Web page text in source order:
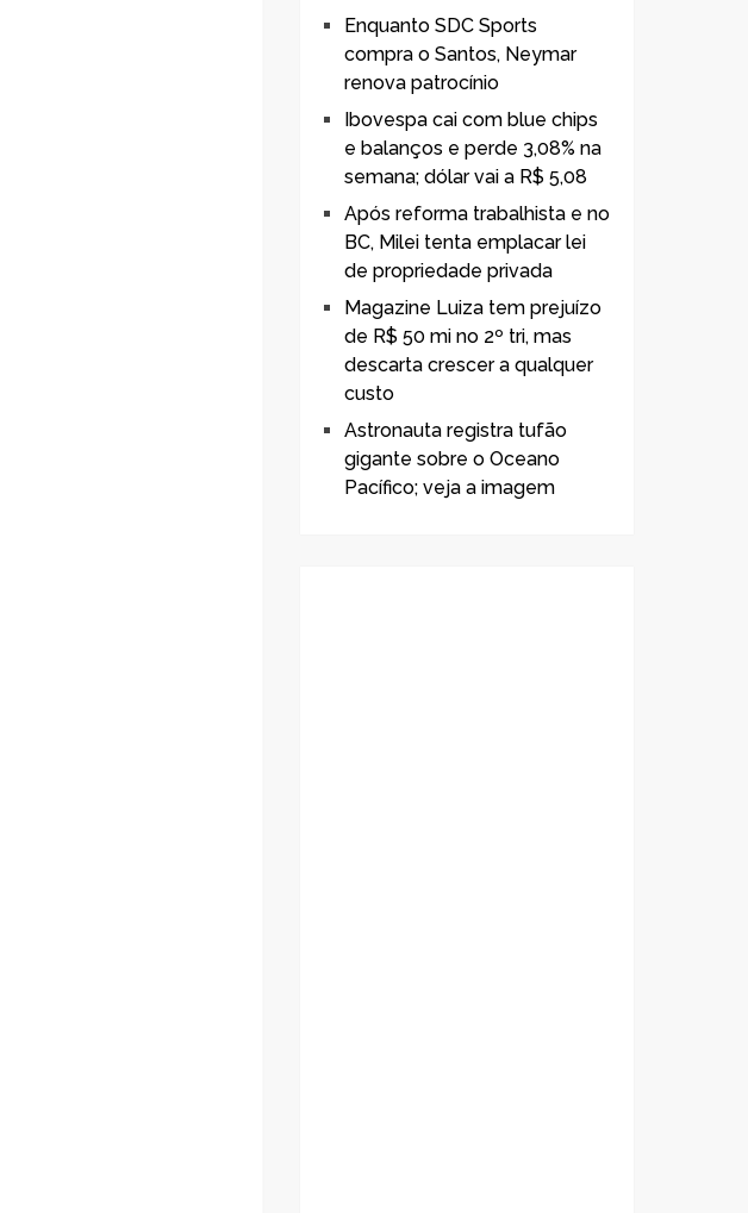
Enquanto SDC Sports
compra o Santos, Neymar
renova patrocínio
Ibovespa cai com blue chips
e balanços e perde 3,08% na
semana; dólar vai a R$ 5,08
Após reforma trabalhista e no
BC, Milei tenta emplacar lei
de propriedade privada
Magazine Luiza tem prejuízo
de R$ 50 mi no 2º tri, mas
descarta crescer a qualquer
custo
Astronauta registra tufão
gigante sobre o Oceano
Pacífico; veja a imagem